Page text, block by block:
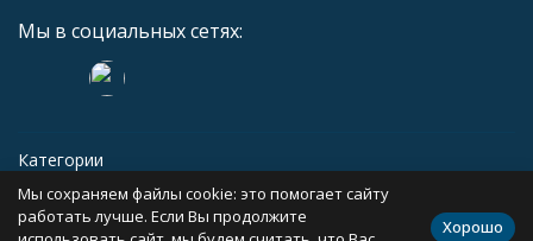
Мы в социальных сетях:
Категории
Информация
Мы сохраняем файлы cookie: это помогает сайту
работать лучше. Если Вы продолжите
Хорошо